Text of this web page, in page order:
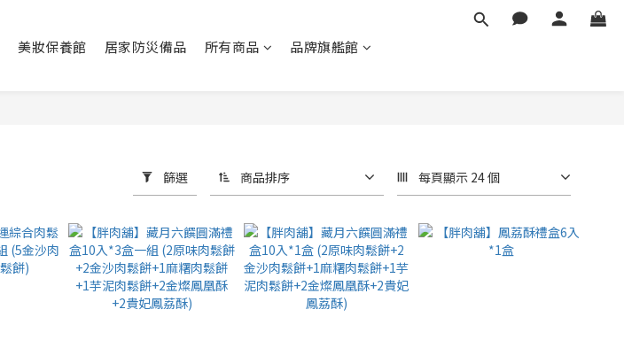
美妝保養館 居家防災備品 所有商品 品牌旗艦館
篩選 商品排序 每頁顯示 24 個